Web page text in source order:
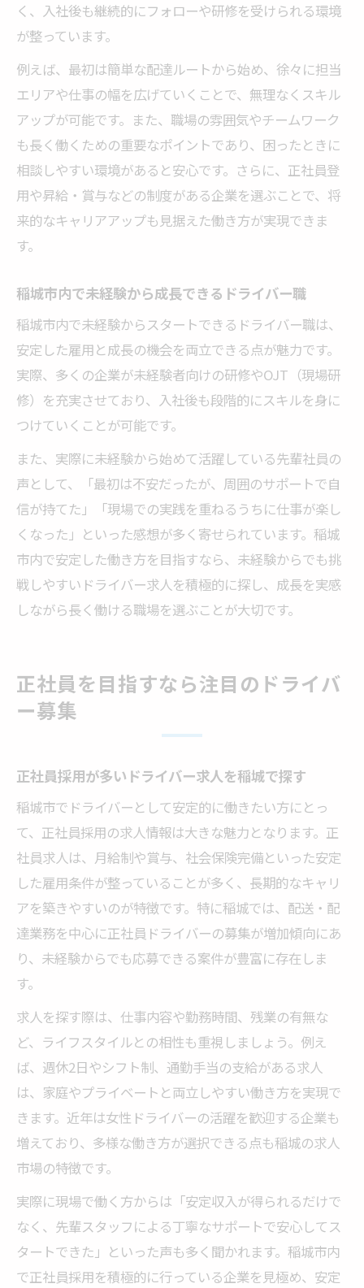
く、入社後も継続的にフォローや研修を受けられる環境
が整っています。
例えば、最初は簡単な配達ルートから始め、徐々に担当
エリアや仕事の幅を広げていくことで、無理なくスキル
アップが可能です。また、職場の雰囲気やチームワーク
も長く働くための重要なポイントであり、困ったときに
相談しやすい環境があると安心です。さらに、正社員登
用や昇給・賞与などの制度がある企業を選ぶことで、将
来的なキャリアアップも見据えた働き方が実現できま
す。
稲城市内で未経験から成長できるドライバー職
稲城市内で未経験からスタートできるドライバー職は、
安定した雇用と成長の機会を両立できる点が魅力です。
実際、多くの企業が未経験者向けの研修やOJT（現場研
修）を充実させており、入社後も段階的にスキルを身に
つけていくことが可能です。
また、実際に未経験から始めて活躍している先輩社員の
声として、「最初は不安だったが、周囲のサポートで自
信が持てた」「現場での実践を重ねるうちに仕事が楽し
くなった」といった感想が多く寄せられています。稲城
市内で安定した働き方を目指すなら、未経験からでも挑
戦しやすいドライバー求人を積極的に探し、成長を実感
しながら長く働ける職場を選ぶことが大切です。
正社員を目指すなら注目のドライバ
ー募集
正社員採用が多いドライバー求人を稲城で探す
稲城市でドライバーとして安定的に働きたい方にとっ
て、正社員採用の求人情報は大きな魅力となります。正
社員求人は、月給制や賞与、社会保険完備といった安定
した雇用条件が整っていることが多く、長期的なキャリ
アを築きやすいのが特徴です。特に稲城では、配送・配
達業務を中心に正社員ドライバーの募集が増加傾向にあ
り、未経験からでも応募できる案件が豊富に存在しま
す。
求人を探す際は、仕事内容や勤務時間、残業の有無な
ど、ライフスタイルとの相性も重視しましょう。例え
ば、週休2日やシフト制、通勤手当の支給がある求人
は、家庭やプライベートと両立しやすい働き方を実現で
きます。近年は女性ドライバーの活躍を歓迎する企業も
増えており、多様な働き方が選択できる点も稲城の求人
市場の特徴です。
実際に現場で働く方からは「安定収入が得られるだけで
なく、先輩スタッフによる丁寧なサポートで安心してス
タートできた」といった声も多く聞かれます。稲城市内
で正社員採用を積極的に行っている企業を見極め、安定